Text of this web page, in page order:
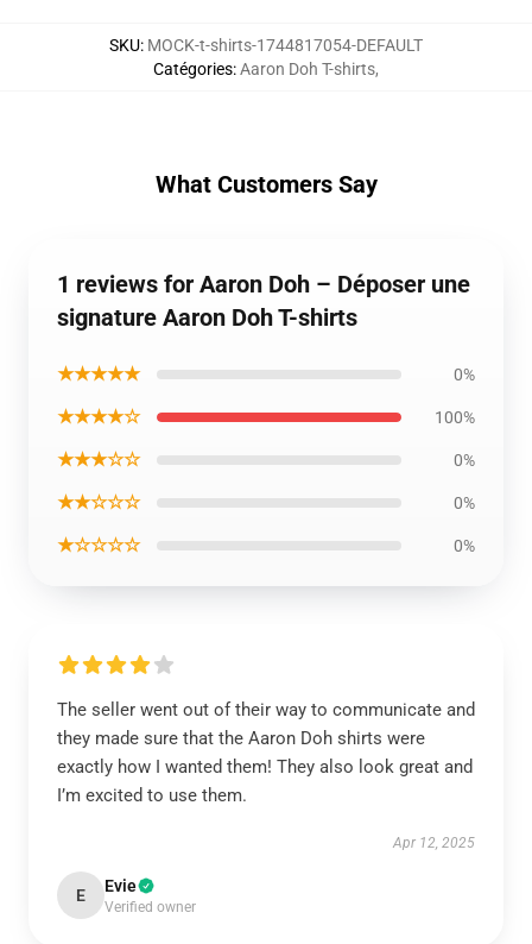
SKU: MOCK-t-shirts-1744817054-DEFAULT
Catégories:Aaron Doh T-shirts,
What Customers Say
1 reviews for Aaron Doh – Déposer une
signature Aaron Doh T-shirts
★★★★★ 0%
★★★★☆ 100%
★★★☆☆ 0%
★★☆☆☆ 0%
★☆☆☆☆ 0%
The seller went out of their way to communicate and
they made sure that the Aaron Doh shirts were
exactly how I wanted them! They also look great and
I’m excited to use them.
Apr 12, 2025
E Evie
Verified owner